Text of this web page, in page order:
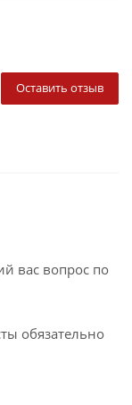
Оставить отзыв
вас вопрос по
обязательно